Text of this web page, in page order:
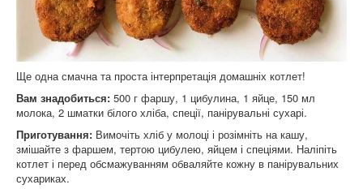
Ще одна смачна та проста інтерпретація домашніх котлет!
Вам знадобиться: 500 г фаршу, 1 цибулина, 1 яйце, 150 мл
молока, 2 шматки білого хліба, спеції, панірувальні сухарі.
Приготування: Вимочіть хліб у молоці і розімніть на кашу,
змішайте з фаршем, тертою цибулею, яйцем і спеціями. Наліпіть
котлет і перед обсмажуванням обваляйте кожну в панірувальних
сухариках.